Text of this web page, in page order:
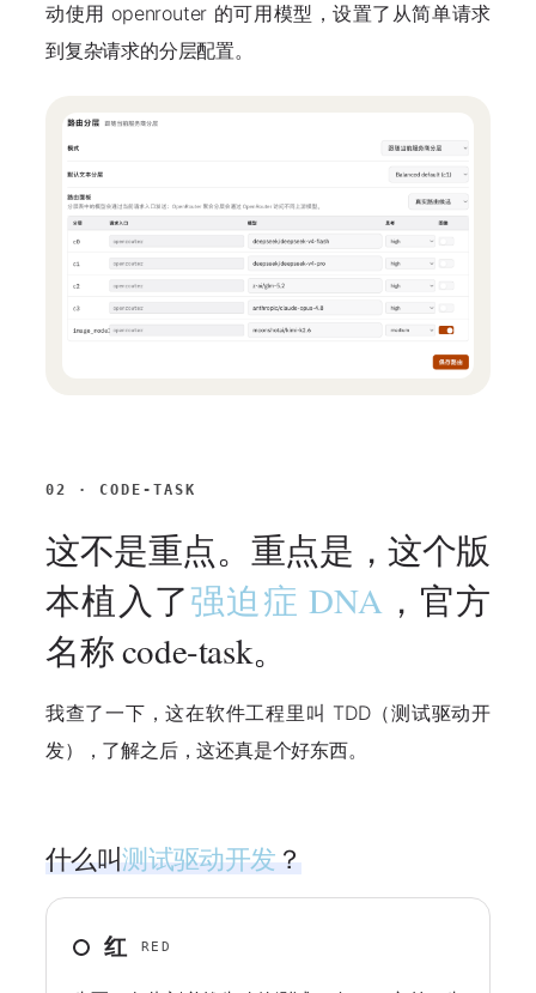
动使用 openrouter 的可用模型，设置了从简单请求
到复杂请求的分层配置。
02 · CODE-TASK
这不是重点。重点是，这个版
本植入了强迫症 DNA，官方
名称 code-task。
我查了一下，这在软件工程里叫 TDD（测试驱动开
发），了解之后，这还真是个好东西。
什么叫测试驱动开发？
红 RED